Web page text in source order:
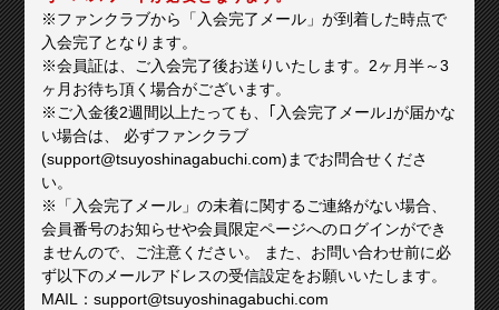
※ファンクラブから「入会完了メール」が到着した時点で
入会完了となります。
※会員証は、ご入会完了後お送りいたします。2ヶ月半～3
ヶ月お待ち頂く場合がございます。
※ご入金後2週間以上たっても、｢入会完了メール｣が届かな
い場合は、 必ずファンクラブ
(support@tsuyoshinagabuchi.com)までお問合せくださ
い。
※「入会完了メール」の未着に関するご連絡がない場合、
会員番号のお知らせや会員限定ページへのログインができ
ませんので、ご注意ください。 また、お問い合わせ前に必
ず以下のメールアドレスの受信設定をお願いいたします。
MAIL：support@tsuyoshinagabuchi.com